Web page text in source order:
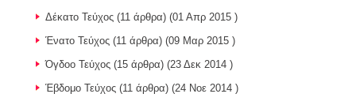
Δέκατο Τεύχος (11 άρθρα) (01 Απρ 2015 )
Ένατο Τεύχος (11 άρθρα) (09 Μαρ 2015 )
Όγδοο Τεύχος (15 άρθρα) (23 Δεκ 2014 )
Έβδομο Τεύχος (11 άρθρα) (24 Νοε 2014 )